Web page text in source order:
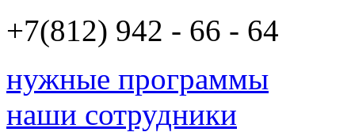
+7(812) 942 - 66 - 64
нужные программы
наши сотрудники